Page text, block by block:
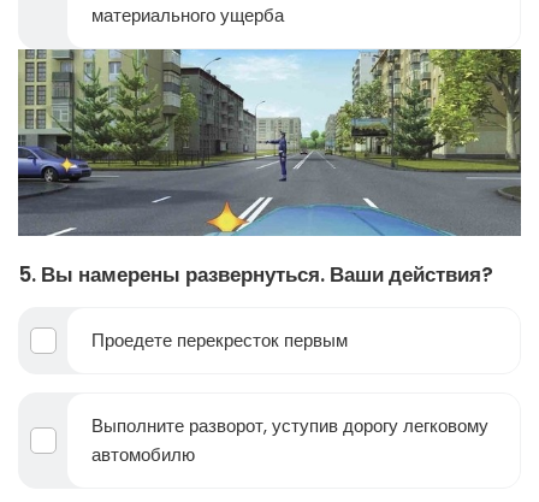
материального ущерба
5. Вы намерены развернуться. Ваши действия?
Проедете перекресток первым
Выполните разворот, уступив дорогу легковому
автомобилю